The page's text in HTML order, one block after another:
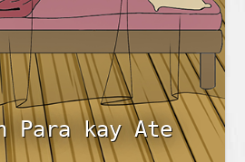
Para kay Ate